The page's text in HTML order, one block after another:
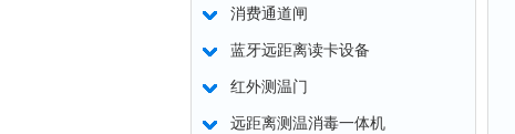
消费通道闸
蓝牙远距离读卡设备
红外测温门
远距离测温消毒一体机